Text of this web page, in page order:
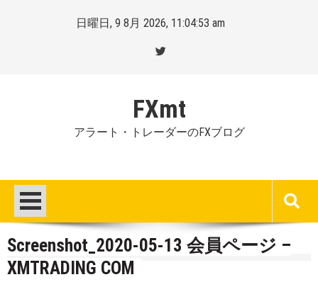
日曜日, 9 8月 2026, 11:04:54 am
FXmt
アラート・トレーダーのFXブログ
Screenshot_2020-05-13 会員ページ –
XMTRADING COM